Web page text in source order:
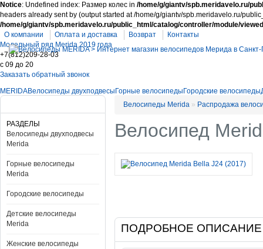
Notice: Undefined index: Размер колес in /home/g/giantv/spb.meridavelo.ru/
headers already sent by (output started at /home/g/giantv/spb.meridavelo.ru/
/home/g/giantv/spb.meridavelo.ru/public_html/catalog/controller/module/
О компании
Оплата и доставка Возврат
Контакты
Модельный ряд Merida 2019 года
+7(812)209-28-03
c 09 до 20
Заказать обратный звонок
MERIDAВелосипеды двухподвесы Горные велосипеды Городские велосипеды
РАЗДЕЛЫ
Велосипеды двухподвесы
Merida
Горные велосипеды
Merida
Городские велосипеды
Детские велосипеды
Merida
Женские велосипеды
Велосипеды Merida » Распродажа
Велосипед
ПОДРОБНОЕ ОПИСАНИЕ